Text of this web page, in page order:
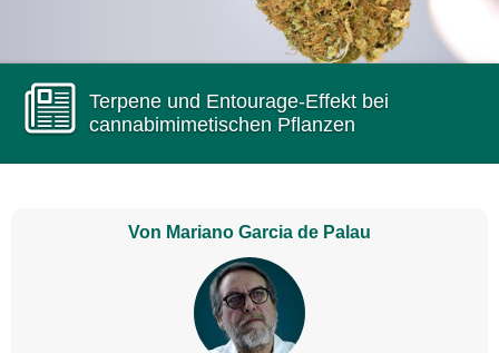
Terpene und Entourage-Effekt bei
cannabimimetischen Pflanzen
Von Mariano Garcia de Palau